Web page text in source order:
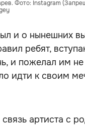
Фото: Instagram
и о нынешних
ребят,
и пожелал им не
идти к своим
связь артиста с